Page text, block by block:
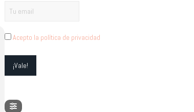
Acepto la política de privacidad